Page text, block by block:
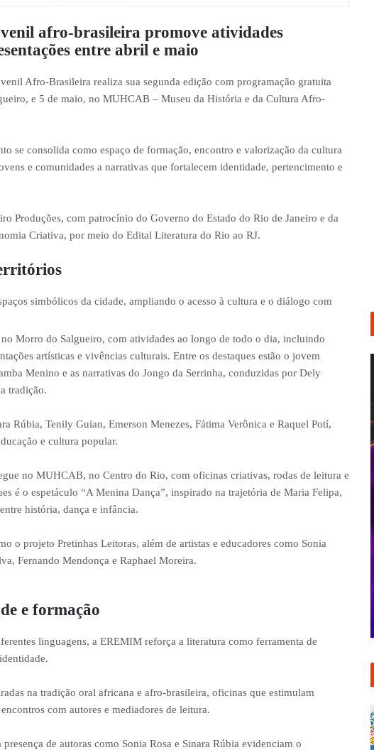
afro-brasileira promove atividades
entre abril e maio
Afro-Brasileira realiza sua segunda edição com programação gratuita
e 5 de maio, no MUHCAB – Museu da História e da Cultura Afro-
se consolida como espaço de formação, encontro e valorização da cultura
e comunidades a narrativas que fortalecem identidade, pertencimento e
Produções, com patrocínio do Governo do Estado do Rio de Janeiro e da
Criativa, por meio do Edital Literatura do Rio ao RJ.
simbólicos da cidade, ampliando o acesso à cultura e o diálogo com
Morro do Salgueiro, com atividades ao longo de todo o dia, incluindo
artísticas e vivências culturais. Entre os destaques estão o jovem
Menino e as narrativas do Jongo da Serrinha, conduzidas por Dely
tradição.
Rúbia, Tenily Guian, Emerson Menezes, Fátima Verônica e Raquel Potí,
e cultura popular.
no MUHCAB, no Centro do Rio, com oficinas criativas, rodas de leitura e
é o espetáculo “A Menina Dança”, inspirado na trajetória de Maria Felipa,
história, dança e infância.
o projeto Pretinhas Leitoras, além de artistas e educadores como Sonia
Fernando Mendonça e Raphael Moreira.
e formação
linguagens, a EREMIM reforça a literatura como ferramenta de
na tradição oral africana e afro-brasileira, oficinas que estimulam
com autores e mediadores de leitura.
de autoras como Sonia Rosa e Sinara Rúbia evidenciam o